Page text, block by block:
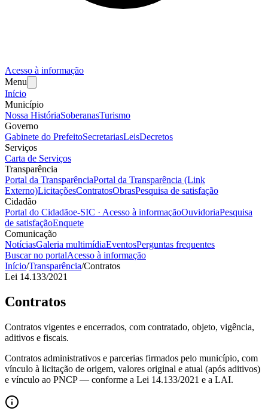
Acesso à informação
Menu
Início
Município
Nossa HistóriaSoberanasTurismo
Governo
Gabinete do PrefeitoSecretariasLeisDecretos
Serviços
Carta de Serviços
Transparência
Portal da TransparênciaPortal da Transparência (Link
Externo)LicitaçõesContratosObrasPesquisa de satisfação
Cidadão
Portal do Cidadãoe-SIC · Acesso à informaçãoOuvidoriaPesquisa
de satisfaçãoEnquete
Comunicação
NotíciasGaleria multimídiaEventosPerguntas frequentes
Buscar no portalAcesso à informação
Início/Transparência/Contratos
Lei 14.133/2021
Contratos
Contratos vigentes e encerrados, com contratado, objeto, vigência,
aditivos e fiscais.
Contratos administrativos e parcerias firmados pelo município, com
vínculo à licitação de origem, valores original e atual (após aditivos)
e vínculo ao PNCP — conforme a Lei 14.133/2021 e a LAI.